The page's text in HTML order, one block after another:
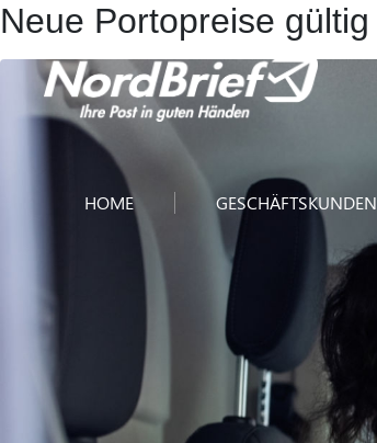
HOME GESCHÄFTSKUNDEN
Neue Portopreise